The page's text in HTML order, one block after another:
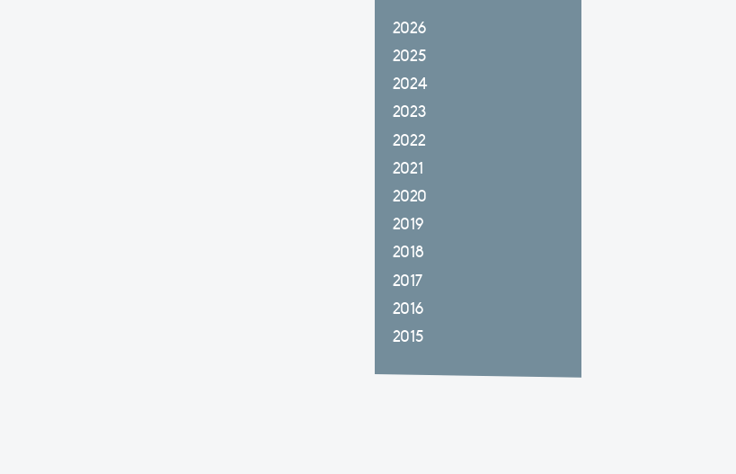
2026
2025
2024
2023
2022
2021
2020
2019
2018
2017
2016
2015